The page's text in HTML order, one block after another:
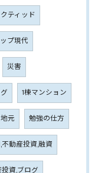
ティッド
プ現代
災害
1棟マンション
地元 勉強の仕方
動産投資,融資
資,ブログ